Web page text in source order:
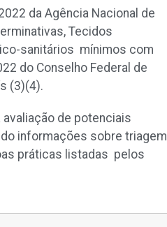
da Agência Nacional de
Tecidos
sanitários mínimos com
do Conselho Federal de
(3)(4).
de potenciais
informações sobre triagem
práticas listadas pelos